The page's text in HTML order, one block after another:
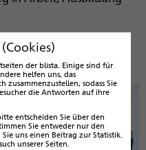
einfach
606-500 oder bei
der blista. Einige sind für
helfen uns, das
sodass Sie
die Antworten auf ihre
entscheiden Sie über den
Sie entweder nur den
uns einen Beitrag zur Statistik.
unserer Seiten.